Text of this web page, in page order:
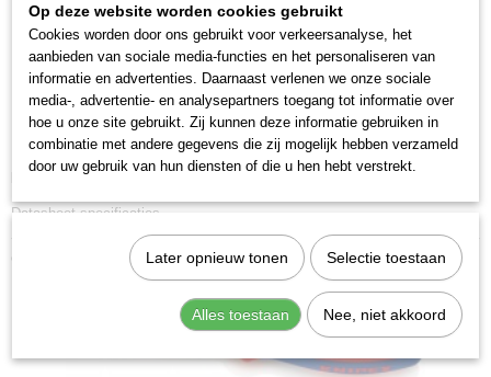
Bek lengte:73 mm
Bek type:halfronde bekken
Bek dikte:9.5 mm
DIN:DIN ISO 5745
Min. Punt dikte:
2.5 mm
Max. punt dikte:3 mm
Downloads:
Datasheet specificaties
Ook interessant
Op deze website worden cookies gebruikt
Cookies worden door ons gebruikt voor verkeersanalyse, het
aanbieden van sociale media-functies en het personaliseren van
informatie en advertenties. Daarnaast verlenen we onze sociale
media-, advertentie- en analysepartners toegang tot informatie over
hoe u onze site gebruikt. Zij kunnen deze informatie gebruiken in
combinatie met andere gegevens die zij mogelijk hebben verzameld
door uw gebruik van hun diensten of die u hen hebt verstrekt.
Later opnieuw tonen Selectie toestaan
Alles toestaan Nee, niet akkoord